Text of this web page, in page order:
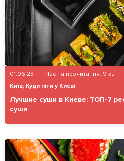
01.06.23 Час на прочитання: 9 хв
Київ, Куди піти у Києві
Лучшие суши в Киеве: ТОП-7
суши